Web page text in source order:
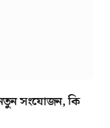
সংযোজন, কি